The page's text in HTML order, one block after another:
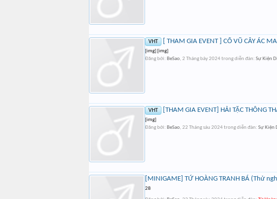
VHT [ THAM GIA EVENT ] CỔ VŨ CÂY ÁC
[img] [img]
Đăng bởi: BeSao, 2 Tháng bảy 2024trong diễn đàn: Sự Kiện
VHT [THAM GIA EVENT] HẢI TẶC THÔNG
[img]
Đăng bởi: BeSao, 22 Tháng sáu 2024trong diễn đàn: Sự Kiện
[MINIGAME] TỨ HOÀNG TRANH BÁ (Thử
28